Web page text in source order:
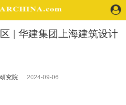
| 华建集团上海建筑设计
究院
2024-09-06